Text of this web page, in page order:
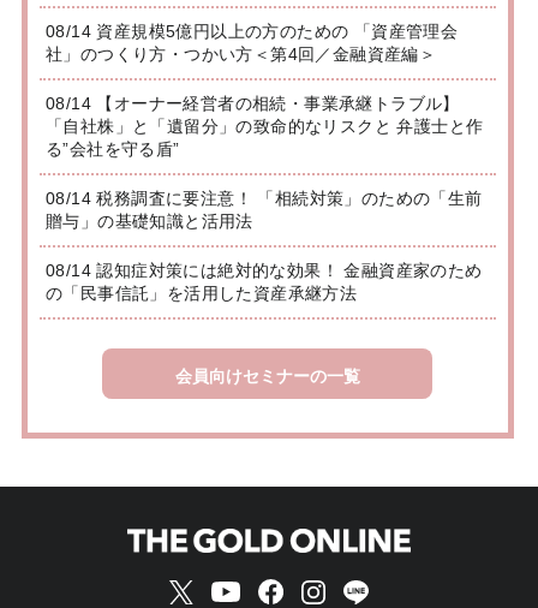
08/14 資産規模5億円以上の方のための 「資産管理会
社」のつくり方・つかい方＜第4回／金融資産編＞
08/14 【オーナー経営者の相続・事業承継トラブル】
「自社株」と「遺留分」の致命的なリスクと 弁護士と作
る”会社を守る盾”
08/14 税務調査に要注意！ 「相続対策」のための「生前
贈与」の基礎知識と活用法
08/14 認知症対策には絶対的な効果！ 金融資産家のため
の「民事信託」を活用した資産承継方法
会員向けセミナーの一覧